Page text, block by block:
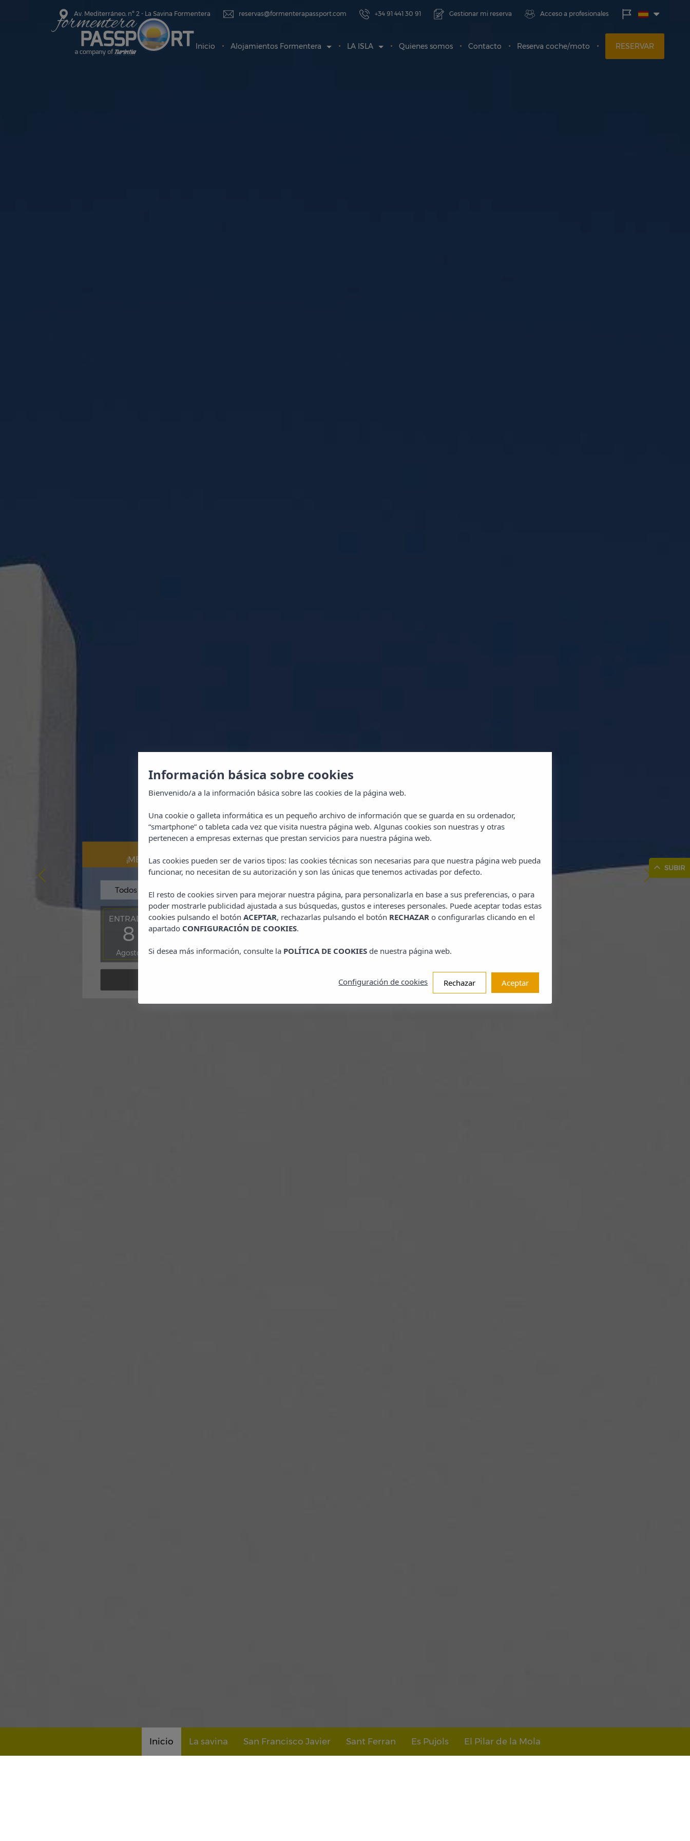
Av. Mediterráneo, nº 2 - La Savina Formentera reservas@formenterapassport.com +34 91 441 30 91 Gestionar mi reserva Acceso a profesionales
Inicio Alojamientos Formentera LA ISLA Quienes somos Contacto Reserva coche/moto RESERVAR
Pueblos
¡MEJOR PRECIO GARANTIZADO!
ENTRADA
8
Agosto
SALIDA
9
Agosto
NÚMERO
Adultos
Inicio La savina San Francisco Javier Sant Ferran Es Pujols El Pilar de la Mola
SUBIR
Información básica sobre cookies
Bienvenido/a a la información básica sobre las cookies de la página web.
Una cookie o galleta informática es un pequeño archivo de información que se guarda en su ordenador,
“smartphone” o tableta cada vez que visita nuestra página web. Algunas cookies son nuestras y otras
pertenecen a empresas externas que prestan servicios para nuestra página web.
Las cookies pueden ser de varios tipos: las cookies técnicas son necesarias para que nuestra página web pueda
funcionar, no necesitan de su autorización y son las únicas que tenemos activadas por defecto.
El resto de cookies sirven para mejorar nuestra página, para personalizarla en base a sus preferencias, o para
poder mostrarle publicidad ajustada a sus búsquedas, gustos e intereses personales. Puede aceptar todas estas
cookies pulsando el botón ACEPTAR, rechazarlas pulsando el botón RECHAZARo configurarlas clicando en el
apartado CONFIGURACIÓN DE COOKIES.
Si desea más información, consulte la POLÍTICA DE COOKIESde nuestra página web.
Configuración de cookies Rechazar Aceptar